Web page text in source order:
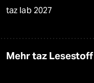
taz lab 2027
Mehr taz Lesestoff